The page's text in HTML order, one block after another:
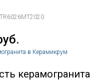
в Керамикрум
керамогранита